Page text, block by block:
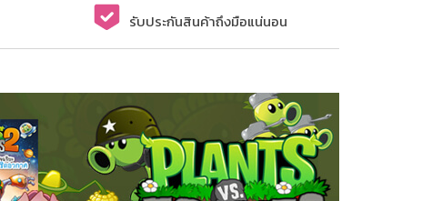
รับประกันสินค้าถึงมือแน่นอน